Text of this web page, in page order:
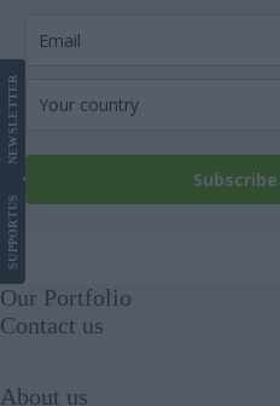
Subscribe
SUPPORT
US
NEWS
LETTER
Our Portfolio
Contact us
About us